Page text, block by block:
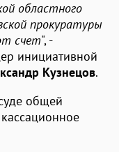
областного
прокуратуры
счет", -
инициативной
Кузнецов.
общей